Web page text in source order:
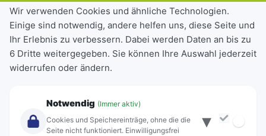
Deutschlandticket
Schülerkarte
Einzeltickets
Abonnements
Über Rebus
Wir verwenden Cookies und ähnliche Technologien.
Einige sind notwendig, andere helfen uns, diese Seite und
Ihr Erlebnis zu verbessern. Dabei werden Daten an bis zu
6 Dritte weitergegeben. Sie können Ihre Auswahl jederzeit
widerrufen oder ändern.
Notwendig (Immer aktiv)
Cookies und Speichereinträge, ohne die die
Seite nicht funktioniert. Einwilligungsfrei
▾